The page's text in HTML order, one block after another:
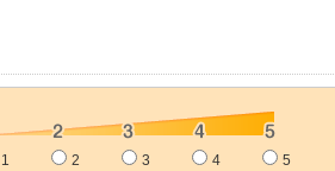
1 2 3 4 5